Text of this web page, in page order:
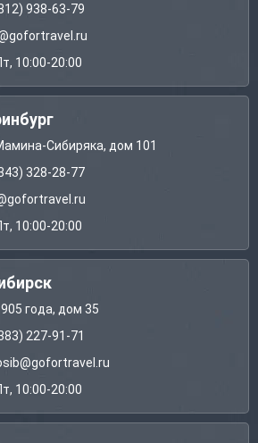
938-63-79
10:00-20:00
Сибиряка, дом 101
328-28-77
10:00-20:00
года, дом 35
227-91-71
10:00-20:00